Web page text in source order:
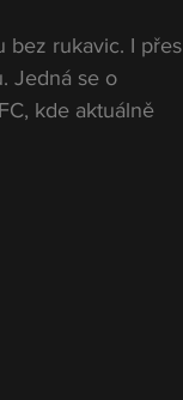
bez rukavic. I přes
Jedná se o
kde aktuálně